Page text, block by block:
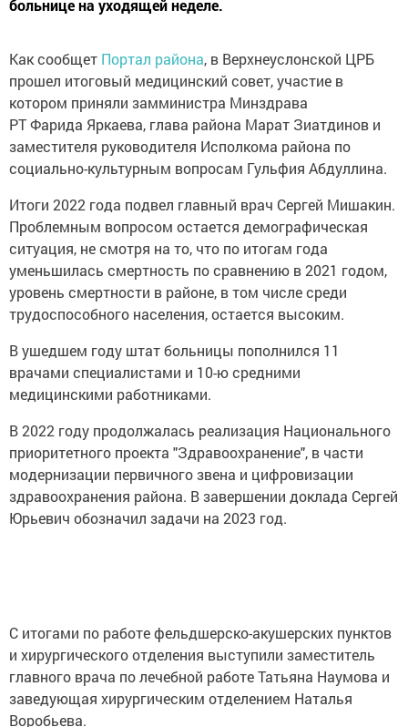
больнице на уходящей неделе.
Как сообщет Портал района, в Верхнеуслонской ЦРБ
прошел итоговый медицинский совет, участие в
котором приняли замминистра Минздрава
РТ Фарида Яркаева, глава района Марат Зиатдинов и
заместителя руководителя Исполкома района по
социально-культурным вопросам Гульфия Абдуллина.
⁣Итоги 2022 года подвел главный врач Сергей Мишакин.
Проблемным вопросом остается демографическая
ситуация, не смотря на то, что по итогам года
уменьшилась смертность по сравнению в 2021 годом,
уровень смертности в районе, в том числе среди
трудоспособного населения, остается высоким.
В ушедшем году штат больницы пополнился 11
врачами специалистами и 10-ю средними
медицинскими работниками.
⁣В 2022 году продолжалась реализация Национального
приоритетного проекта "Здравоохранение", в части
модернизации первичного звена и цифровизации
здравоохранения района. В завершении доклада Сергей
Юрьевич обозначил задачи на 2023 год.
⁣С итогами по работе фельдшерско-акушерских пунктов
и хирургического отделения выступили заместитель
главного врача по лечебной работе Татьяна Наумова и
заведующая хирургическим отделением Наталья
Воробьева.